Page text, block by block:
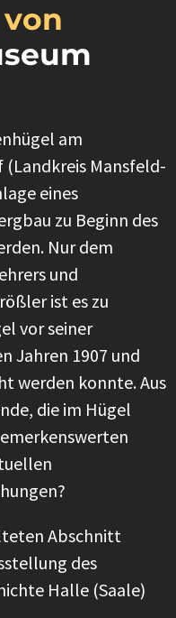
am
(Landkreis Mansfeld-
eines
zu Beginn des
Nur dem
und
ist es zu
vor seiner
Jahren 1907 und
werden konnte. Aus
die im Hügel
Abschnitt
des
Halle (Saale)